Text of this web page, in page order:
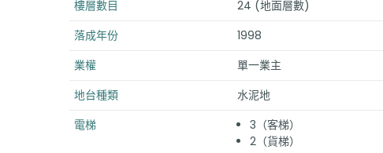
樓層數目
24 (地面層數)
落成年份
1998
業權
單一業主
地台種類
水泥地
電梯
3（客梯）
2（貨梯）